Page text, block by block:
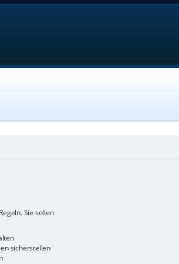
Sie sollen
sicherstellen